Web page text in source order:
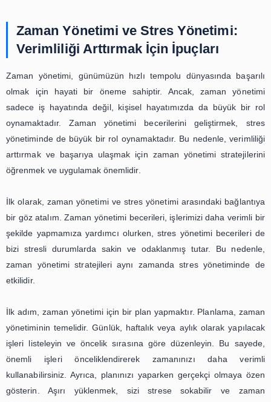
belirlerken, gerçekçi ve ölçülebilir olmalarına dikkat
Ayrıca, hedeflerimizin bize motivasyon sağlaması ve
zamanımızı bu hedeflere göre planlamalıyız.
zamanımızı daha verimli kullanabilir ve hedeflerimize
ulaşabiliriz.
Bir diğer önemli strateji ise zamanı doğru şekilde
Zaman yönetimi, aslında zamanı doğru şekilde
öğrenmekle ilgilidir. Önceliklerimizi belirlemeli ve
önceliklere göre ayırmalıyız. Örneğin, önemli ve acil
öncelik verirken, önemsiz ve acil olmayan işleri
Ayrıca, zamanımızı verimli kullanmak için zaman
takvimlerden yararlanabiliriz. Bu sayede, yapılması
Bir diğer önemli nokta ise zamanı doğru şekilde
Zaman yönetimi, sadece zamanı doğru şekilde
değildir, aynı zamanda zamanı doğru şekilde
ilgilidir. Örneğin, gün içindeki en verimli saatlerimizi
saatlerde en önemli işlerimize odaklanabiliriz. Ayrıca,